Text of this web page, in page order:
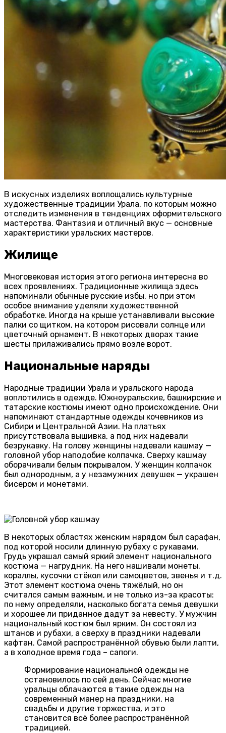
В искусных изделиях воплощались культурные
художественные традиции Урала, по которым можно
отследить изменения в тенденциях оформительского
мастерства. Фантазия и отличный вкус — основные
характеристики уральских мастеров.
Жилище
Многовековая история этого региона интересна во
всех проявлениях. Традиционные жилища здесь
напоминали обычные русские избы, но при этом
особое внимание уделяли художественной
обработке. Иногда на крыше устанавливали высокие
палки со щитком, на котором рисовали солнце или
цветочный орнамент. В некоторых дворах такие
шесты прилаживались прямо возле ворот.
Национальные наряды
Народные традиции Урала и уральского народа
воплотились в одежде. Южноуральские, башкирские и
татарские костюмы имеют одно происхождение. Они
напоминают стандартные одежды кочевников из
Сибири и Центральной Азии. На платьях
присутствовала вышивка, а под них надевали
безрукавку. На голову женщины надевали кашмау —
головной убор наподобие колпачка. Сверху кашмау
оборачивали белым покрывалом. У женщин колпачок
был однородным, а у незамужних девушек — украшен
бисером и монетами.
В некоторых областях женским нарядом был сарафан,
под которой носили длинную рубаху с рукавами.
Грудь украшал самый яркий элемент национального
костюма — нагрудник. На него нашивали монеты,
кораллы, кусочки стёкол или самоцветов, звенья и т.д.
Этот элемент костюма очень тяжёлый, но он
считался самым важным, и не только из-за красоты:
по нему определяли, насколько богата семья девушки
и хорошее ли приданное дадут за невесту. У мужчин
национальный костюм был ярким. Он состоял из
штанов и рубахи, а сверху в праздники надевали
кафтан. Самой распространённой обувью были лапти,
а в холодное время года – сапоги.
Формирование национальной одежды не
остановилось по сей день. Сейчас многие
уральцы облачаются в такие одежды на
современный манер на праздники, на
свадьбы и другие торжества, и это
становится всё более распространённой
традицией.